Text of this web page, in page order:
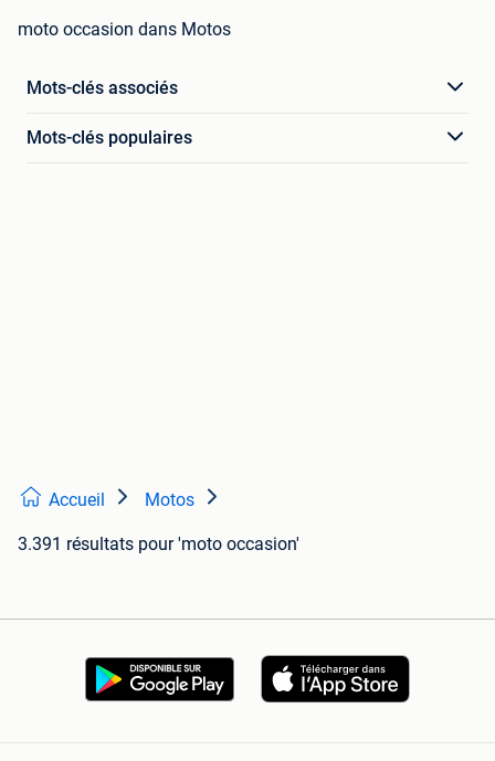
moto occasion dans Motos
Mots-clés associés
Mots-clés populaires
Accueil Motos
3.391 résultats pour 'moto occasion'